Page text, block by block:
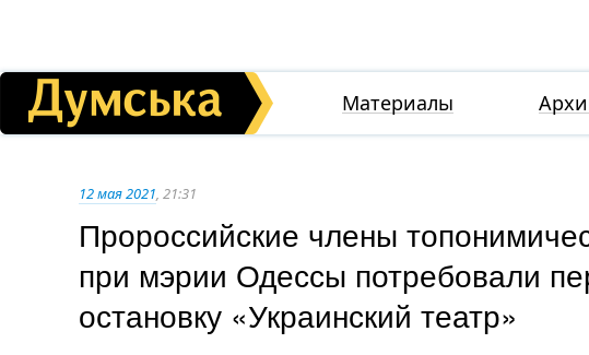
Материалы
12 мая 2021, 21:31
Пророссийские члены
при мэрии Одессы потребовали
остановку «Украинский театр»